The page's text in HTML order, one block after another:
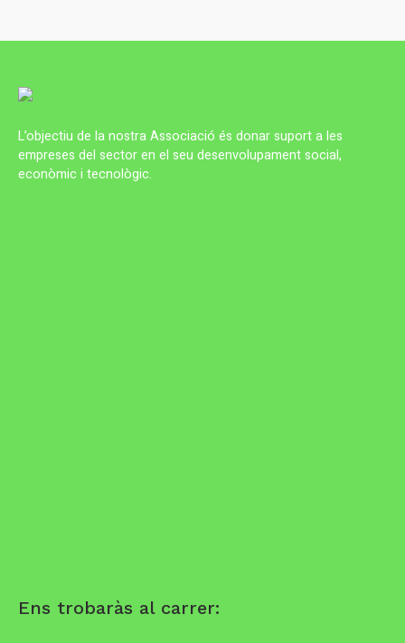
L’objectiu de la nostra Associació és donar suport a les
empreses del sector en el seu desenvolupament social,
econòmic i tecnològic.
Ens trobaràs al carrer: